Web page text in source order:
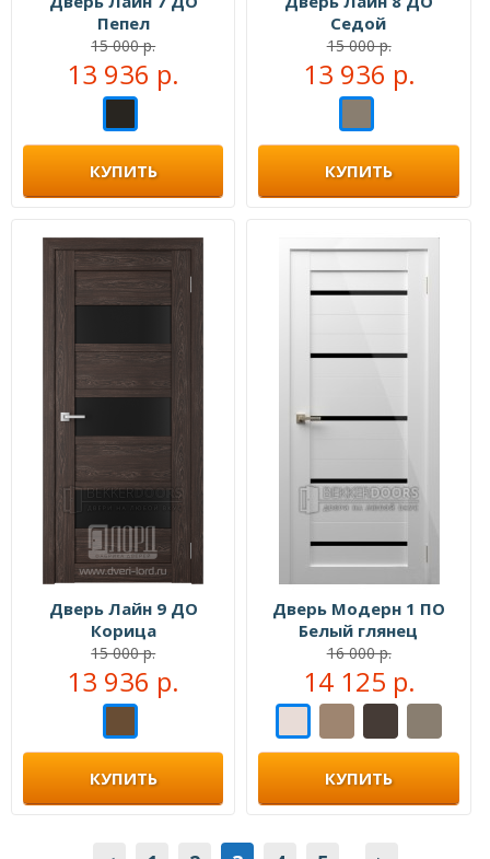
Пепел
15 000 р.
13 936 р.
КУПИТЬ
Седой
15 000 р.
13 936 р.
КУПИТЬ
Дверь Лайн 9 ДО
Корица
15 000 р.
13 936 р.
КУПИТЬ
Дверь Модерн 1 ПО
Белый глянец
16 000 р.
14 125 р.
КУПИТЬ